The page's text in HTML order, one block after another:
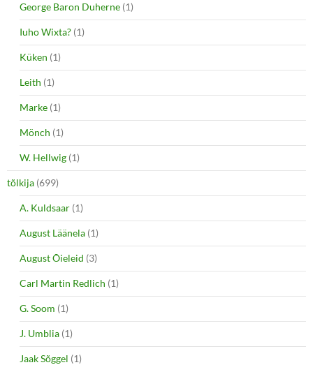
George Baron Duherne (1)
Iuho Wixta? (1)
Küken (1)
Leith (1)
Marke (1)
Mönch (1)
W. Hellwig (1)
tõlkija (699)
A. Kuldsaar (1)
August Läänela (1)
August Õieleid (3)
Carl Martin Redlich (1)
G. Soom (1)
J. Umblia (1)
Jaak Sõggel (1)